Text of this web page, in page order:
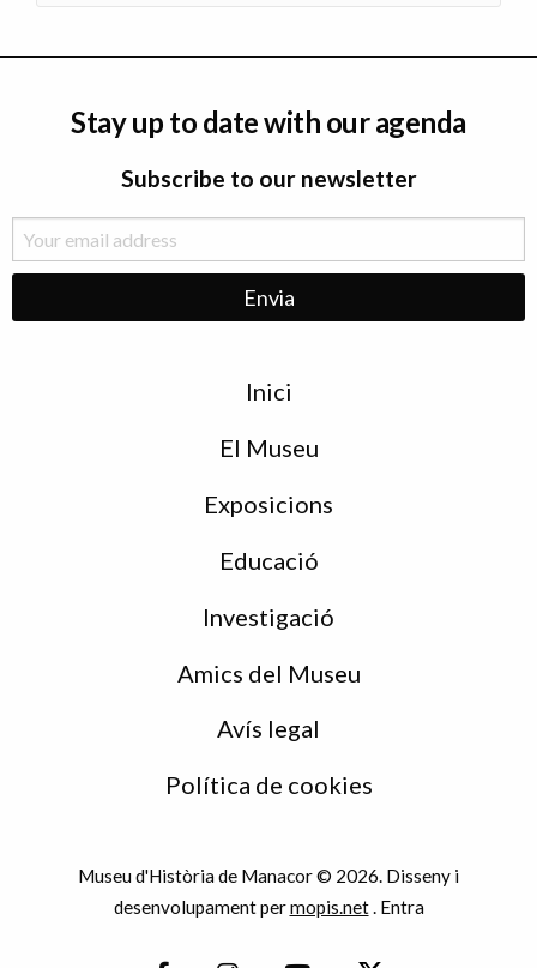
Stay up to date with our agenda
Subscribe to our newsletter
Inici
El Museu
Exposicions
Educació
Investigació
Amics del Museu
Avís legal
Política de cookies
Museu d'Història de Manacor © 2026. Disseny i
desenvolupament permopis.net. Entra